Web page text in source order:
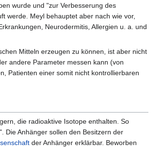
wurde und "zur Verbesserung des
werde. Meyl behauptet aber nach wie vor,
Neurodermitis, Allergien u. a. und
Mitteln erzeugen zu können, ist aber nicht
andere Parameter messen kann (von
Patienten einer somit nicht kontrollierbaren
die radioaktive Isotope enthalten. So
Die Anhänger sollen den Besitzern der
der Anhänger erklärbar. Beworben